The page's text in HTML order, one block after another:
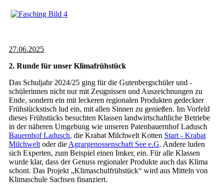
27.06.2025
2. Runde für unser Klimafrühstück
Das Schuljahr 2024/25 ging für die Gutenbergschüler und -
schülerinnen nicht nur mit Zeugnissen und Auszeichnungen zu
Ende, sondern ein mit leckeren regionalen Produkten gedeckter
Frühstückstisch lud ein, mit allen Sinnen zu genießen. Im Vorfeld
dieses Frühstücks besuchten Klassen landwirtschaftliche Betriebe
in der näheren Umgebung wie unseren Patenbauernhof Ladusch
Bauernhof Ladusch, die Krabat Milchwelt Kotten Start - Krabat
Milchwelt oder die Agrargenossenschaft See e.G. Andere luden
sich Experten, zum Beispiel einen Imker, ein. Für alle Klassen
wurde klar, dass der Genuss regionaler Produkte auch das Klima
schont. Das Projekt „Klimaschulfrühstück“ wird aus Mitteln von
Klimaschule Sachsen finanziert.